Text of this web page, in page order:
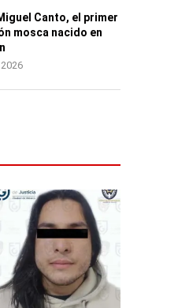
Canto, el primer
mosca nacido en